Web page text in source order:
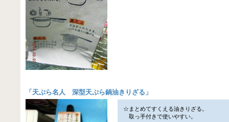
「 天ぷら名人 深型天ぷら鍋油きりざる 」
☆まとめてすくえる油きりざる。
取っ手付きで使いやすい。